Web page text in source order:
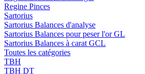
Regine Pinces
Sartorius
Sartorius Balances d'analyse
Sartorius Balances pour peser l'or GL
Sartorius Balances à carat GCL
Toutes les catégories
TBH
TBH DT